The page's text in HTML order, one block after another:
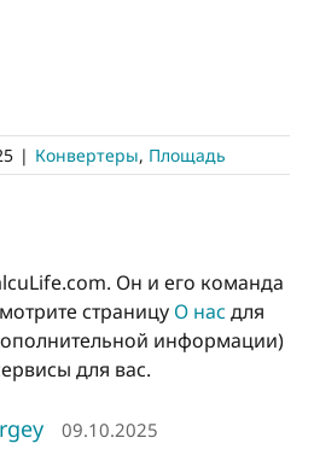
| Конвертеры, Площадь
Он и его команда
страницу О нас для
информации)
для вас.
09.10.2025